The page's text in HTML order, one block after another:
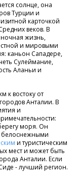
солнце, она
Турции и
карточкой
веков. В
жизнь,
и мировыми
каньон Сападере,
Сулеймание,
Аланьи и
к востоку от
Анталии. В
и
моря. Он
белоснежными
и туристическим
мест и может быть
Анталии. Если
- лучший регион.